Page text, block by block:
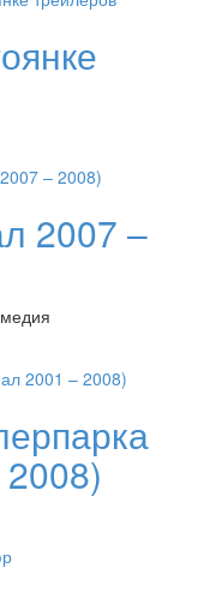
2007 –